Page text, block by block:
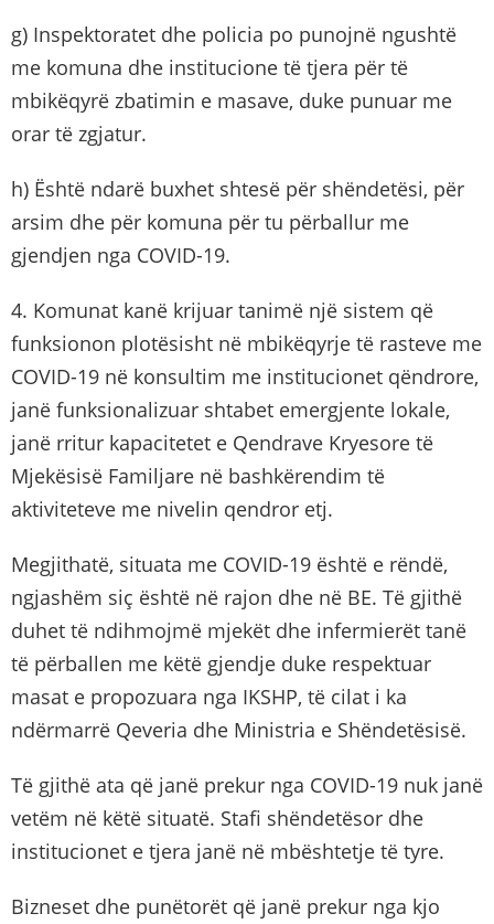
g) Inspektoratet dhe policia po punojnë ngushtë
me komuna dhe institucione të tjera për të
mbikëqyrë zbatimin e masave, duke punuar me
orar të zgjatur.
h) Është ndarë buxhet shtesë për shëndetësi, për
arsim dhe për komuna për tu përballur me
gjendjen nga COVID-19.
4. Komunat kanë krijuar tanimë një sistem që
funksionon plotësisht në mbikëqyrje të rasteve me
COVID-19 në konsultim me institucionet qëndrore,
janë funksionalizuar shtabet emergjente lokale,
janë rritur kapacitetet e Qendrave Kryesore të
Mjekësisë Familjare në bashkërendim të
aktiviteteve me nivelin qendror etj.
Megjithatë, situata me COVID-19 është e rëndë,
ngjashëm siç është në rajon dhe në BE. Të gjithë
duhet të ndihmojmë mjekët dhe infermierët tanë
të përballen me këtë gjendje duke respektuar
masat e propozuara nga IKSHP, të cilat i ka
ndërmarrë Qeveria dhe Ministria e Shëndetësisë.
Të gjithë ata që janë prekur nga COVID-19 nuk janë
vetëm në këtë situatë. Stafi shëndetësor dhe
institucionet e tjera janë në mbështetje të tyre.
Bizneset dhe punëtorët që janë prekur nga kjo